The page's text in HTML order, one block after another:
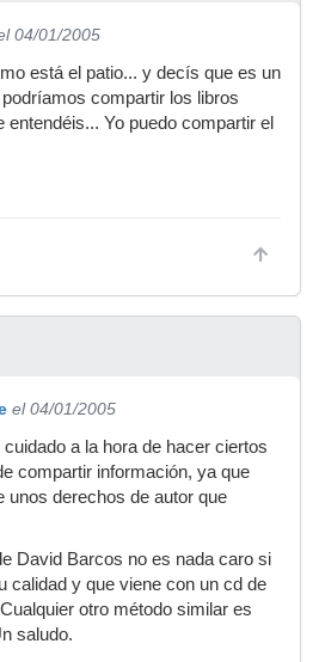
04/01/2005
está el patio... y decís que es un
compartir los libros
Yo puedo compartir el
el 04/01/2005
a la hora de hacer ciertos
compartir información, ya que
unos derechos de autor que
David Barcos no es nada caro si
calidad y que viene con un cd de
otro método similar es
saludo.